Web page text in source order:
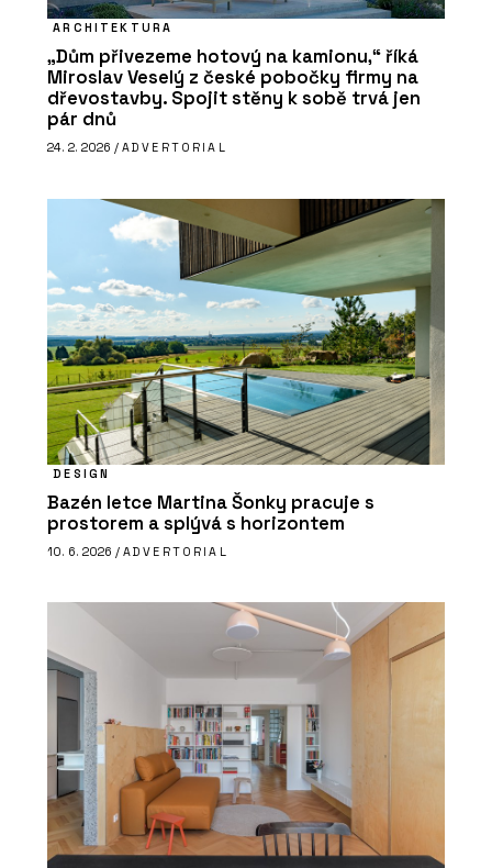
ARCHITEKTURA
„Dům přivezeme hotový na kamionu,“ říká
Miroslav Veselý z české pobočky firmy na
dřevostavby. Spojit stěny k sobě trvá jen
pár dnů
24. 2. 2026 / ADVERTORIAL
DESIGN
Bazén letce Martina Šonky pracuje s
prostorem a splývá s horizontem
10. 6. 2026 / ADVERTORIAL